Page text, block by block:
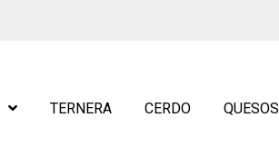
TERNERA CERDO QUESOS